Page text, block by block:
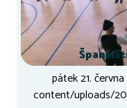
pátek 21.
content/uploads/